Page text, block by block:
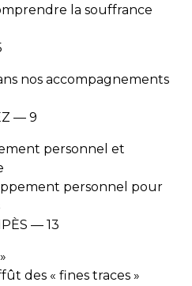
la souffrance
nos accompagnements
— 9
personnel et
personnel pour
— 13
des « fines traces »